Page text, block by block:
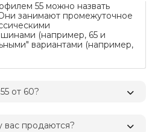
55 можно назвать
занимают промежуточное
(например, 65 и
вариантами (например,
от 60?
вас продаются?